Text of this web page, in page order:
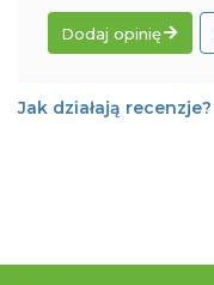
Dodaj opinię
Jak działają recenzje?